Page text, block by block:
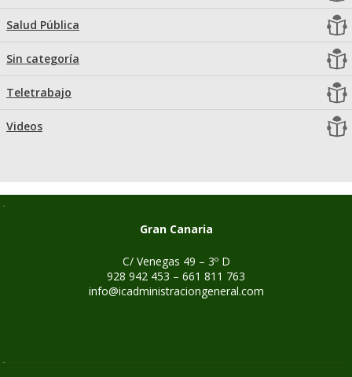
Salud Pública
Sin categoría
Teletrabajo
Videos
Gran Canaria
C/ Venegas 49 – 3º D
928 942 453 – 661 811 763
info@icadministraciongeneral.com